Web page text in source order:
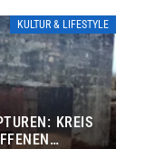
KULTUR & LIFESTYLE
KREIS